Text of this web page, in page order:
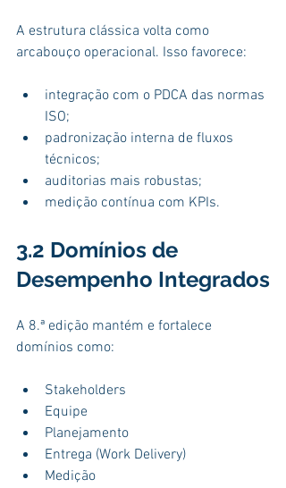
A estrutura clássica volta como
arcabouço operacional. Isso favorece:
integração com o PDCA das normas
ISO;
padronização interna de fluxos
técnicos;
auditorias mais robustas;
medição contínua com KPIs.
3.2 Domínios de
Desempenho Integrados
A 8.ª edição mantém e fortalece
domínios como:
Stakeholders
Equipe
Planejamento
Entrega (Work Delivery)
Medição